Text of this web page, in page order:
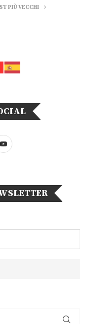
PIÙ VECCHI